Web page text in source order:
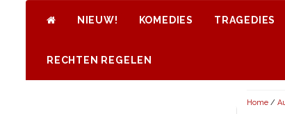
NIEUW! KOMEDIES TRAGEDIES
RECHTEN REGELEN
Home/